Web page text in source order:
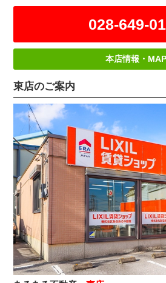
028-649-
本店情報・MAP
東店のご案内